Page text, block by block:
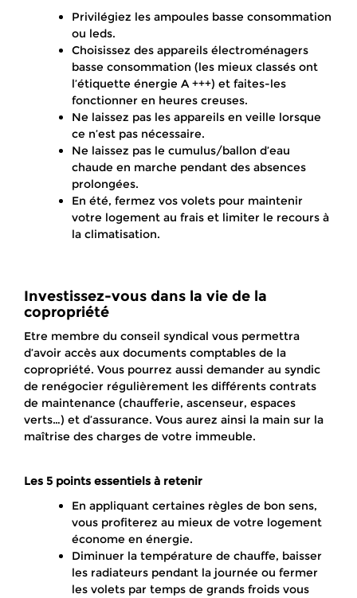
Privilégiez les ampoules basse consommation
ou leds.
Choisissez des appareils électroménagers
basse consommation (les mieux classés ont
l’étiquette énergie A +++) et faites-les
fonctionner en heures creuses.
Ne laissez pas les appareils en veille lorsque
ce n’est pas nécessaire.
Ne laissez pas le cumulus/ballon d’eau
chaude en marche pendant des absences
prolongées.
En été, fermez vos volets pour maintenir
votre logement au frais et limiter le recours à
la climatisation.
Investissez-vous dans la vie de la
copropriété
Etre membre du conseil syndical vous permettra
d’avoir accès aux documents comptables de la
copropriété. Vous pourrez aussi demander au syndic
de renégocier régulièrement les différents contrats
de maintenance (chaufferie, ascenseur, espaces
verts…) et d’assurance. Vous aurez ainsi la main sur la
maîtrise des charges de votre immeuble.
Les 5 points essentiels à retenir
En appliquant certaines règles de bon sens,
vous profiterez au mieux de votre logement
économe en énergie.
Diminuer la température de chauffe, baisser
les radiateurs pendant la journée ou fermer
les volets par temps de grands froids vous